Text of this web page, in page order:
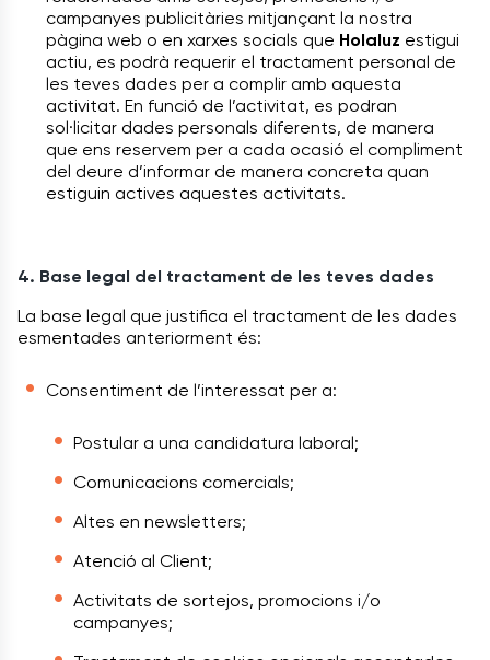
campanyes publicitàries mitjançant la nostra
pàgina web o en xarxes socials que Holaluz estigui
actiu, es podrà requerir el tractament personal de
les teves dades per a complir amb aquesta
activitat. En funció de l’activitat, es podran
sol·licitar dades personals diferents, de manera
que ens reservem per a cada ocasió el compliment
del deure d’informar de manera concreta quan
estiguin actives aquestes activitats.
4. Base legal del tractament de les teves dades
La base legal que justifica el tractament de les dades
esmentades anteriorment és:
Consentiment de l’interessat per a:
Postular a una candidatura laboral;
Comunicacions comercials;
Altes en newsletters;
Atenció al Client;
Activitats de sortejos, promocions i/o
campanyes;